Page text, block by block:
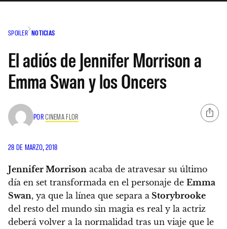
SPOILER NOTICIAS
El adiós de Jennifer Morrison a
Emma Swan y los Oncers
PORCINEMA FLOR
28 DE MARZO, 2018
Jennifer Morrison acaba de atravesar su último
día en set transformada en el personaje de Emma
Swan, ya que la línea que separa a Storybrooke
del resto del mundo sin magia es real y la actriz
deberá volver a la normalidad tras un viaje que le